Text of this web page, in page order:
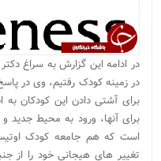
در ادامه این گزارش به سراغ
در زمینه کودک رفتیم، وی در
برای آشتی دادن این کودکان
برای آنها، ورود به محیط
است که هم جامعه کودک
تغییر های هیجانی خود را از